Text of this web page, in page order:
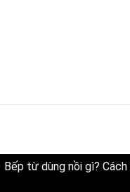
Bếp từ dùng nồi gì?